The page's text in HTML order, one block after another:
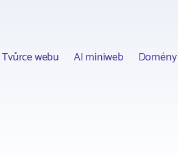
Tvůrce webu AI miniweb Domény